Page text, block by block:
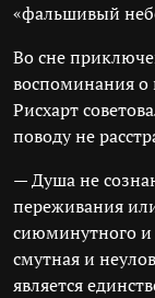
«фальшивый
Во сне
воспоминания
Рисхарт
поводу не
— Душа не
переживания
сиюминутного и
смутная и
является